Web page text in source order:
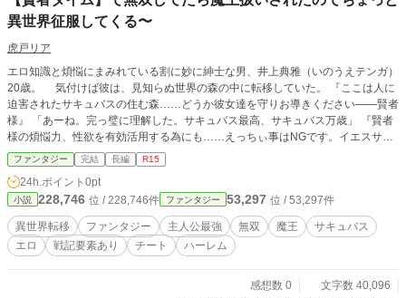
異世界征服してくる〜
虎戸リア
エロ知識と煩悩にまみれている割に妙に紳士な男、井上典雅（いのうえテンガ）
20歳。 気付けば彼は、見知らぬ世界の森の中に転移していた。 『ここは人に
迫害されたサキュバスの住む森……どうか彼女達を守りお導きください——賢者
様』 「あーね。完っ璧に理解した。サキュバス最高、サキュバス万歳」 『賢者
様の煩悩力、性欲を有効活用する為にも……えっちぃ事はNGです。イエスサキ
ュバスノータッチ！ 悶々としてくださいね！』 「生殺しかよ！」 煩悩や性
欲を魔力へと変える杖と【賢者タイム】中のみ有能化するという自前の謎スキル
のせいでサキュバス達に賢者だと勘違いされ、テンガは村の指導者として担ぎ上
げられてしまう。 そして彼の運命は、帝国の第3皇女を偶然助けたところから
変わり始める。 夢魔狩り、討伐隊、帝国軍、勇者ご一行など様々な輩が皇女
を救いに攻めてくる状況を機転とゴリ押しで凌ぐテンガ達。 テンガは次第に
サキュバス達を束ねる魔王——色魔王と呼ばれ恐れられるようになった。 「な
い……」 『全部支配すれば、逆らう奴はいなくなりますね！ あ、その暁には
ファンタジー 完結 長編 R15
24h.ポイント 0pt
小説 228,746 位 / 228,746件 ファンタジー 53,297 位 / 53,297件
異世界転移 ファンタジー 主人公最強 無双 魔王
サキュバス
エロ
戦記要素あり チート ハーレム
感想数 0
文字数 40,096